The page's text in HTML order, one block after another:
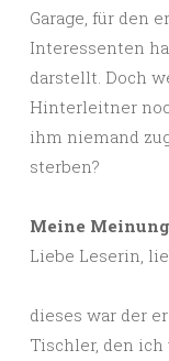
Garage, für den
Interessenten
darstellt. Doch
Hinterleitner
ihm niemand
sterben?
Meine
Liebe Leserin,
dieses war der
Tischler, den